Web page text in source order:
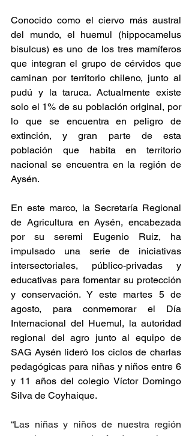
Conocido como el ciervo más austral
del mundo, el huemul (hippocamelus
bisulcus) es uno de los tres mamíferos
que integran el grupo de cérvidos que
caminan por territorio chileno, junto al
pudú y la taruca. Actualmente existe
solo el 1% de su población original, por
lo que se encuentra en peligro de
extinción, y gran parte de esta
población que habita en territorio
nacional se encuentra en la región de
Aysén.
En este marco, la Secretaría Regional
de Agricultura en Aysén, encabezada
por su seremi Eugenio Ruiz, ha
impulsado una serie de iniciativas
intersectoriales, público-privadas y
educativas para fomentar su protección
y conservación. Y este martes 5 de
agosto, para conmemorar el Día
Internacional del Huemul, la autoridad
regional del agro junto al equipo de
SAG Aysén lideró los ciclos de charlas
pedagógicas para niñas y niños entre 6
y 11 años del colegio Víctor Domingo
Silva de Coyhaique.
“Las niñas y niños de nuestra región